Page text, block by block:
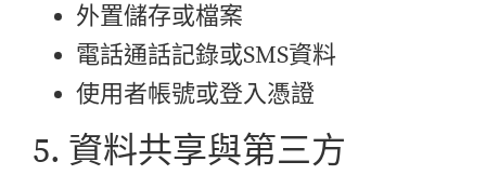
外置儲存或檔案
電話通話記錄或SMS資料
使用者帳號或登入憑證
5. 資料共享與第三方